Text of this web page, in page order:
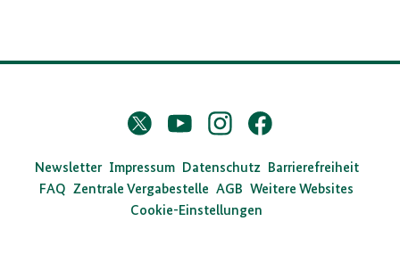
D
s
B
Twitter
X
YouTubeInstagramFacebook
Newsletter Impressum Datenschutz
Barrierefreiheit
FAQ Zentrale Vergabestelle AGB Weitere Websites
Cookie-Einstellungen